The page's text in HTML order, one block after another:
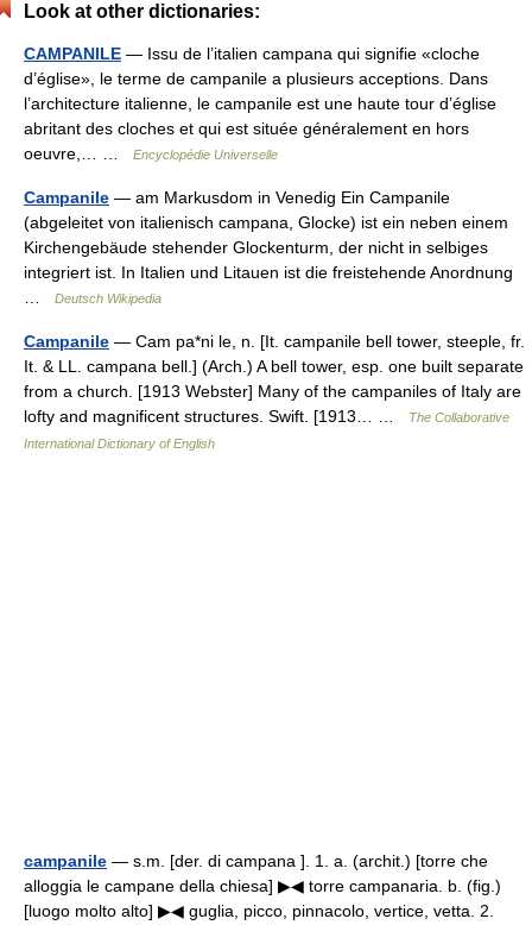
Look at other dictionaries:
CAMPANILE — Issu de l’italien campana qui signifie «cloche
d’église», le terme de campanile a plusieurs acceptions. Dans
l’architecture italienne, le campanile est une haute tour d’église
abritant des cloches et qui est située généralement en hors
oeuvre,… …
Encyclopédie Universelle
Campanile — am Markusdom in Venedig Ein Campanile
(abgeleitet von italienisch campana, Glocke) ist ein neben einem
Kirchengebäude stehender Glockenturm, der nicht in selbiges
integriert ist. In Italien und Litauen ist die freistehende Anordnung
Deutsch Wikipedia
Campanile — Cam pa*ni le, n. [It. campanile bell tower, steeple, fr.
It. & LL. campana bell.] (Arch.) A bell tower, esp. one built separate
from a church. [1913 Webster] Many of the campaniles of Italy are
lofty and magnificent structures. Swift. [1913… …
The Collaborative
International Dictionary of English
campanile — s.m. [der. di campana ]. 1. a. (archit.) [torre che
alloggia le campane della chiesa] ▶◀ torre campanaria. b. (fig.)
[luogo molto alto] ▶◀ guglia, picco, pinnacolo, vertice, vetta. 2.